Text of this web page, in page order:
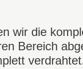
wir die
Bereich